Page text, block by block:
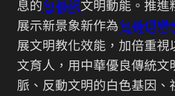
息的包養網文明動能。推進
展示新景象新作為包養俱樂
展文明教化效能，加倍重視
文育人，用中華優良傳統文
脈、反動文明的白色基因、